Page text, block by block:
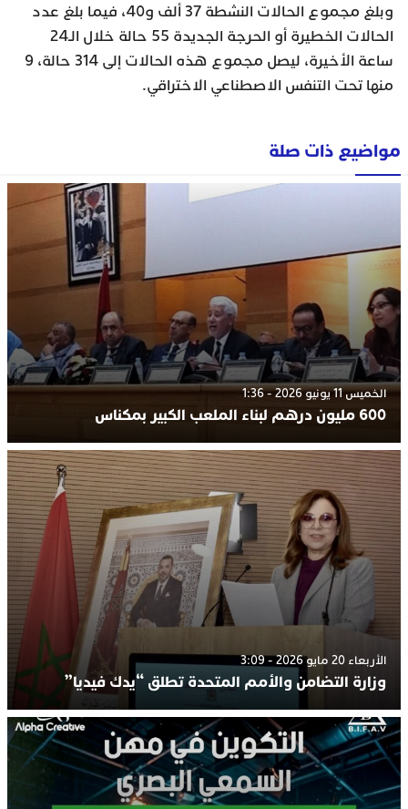
وبلغ مجموع الحالات النشطة 37 ألف و40، فيما بلغ عدد
الحالات الخطيرة أو الحرجة الجديدة 55 حالة خلال الـ24
ساعة الأخيرة، ليصل مجموع هذه الحالات إلى 314 حالة، 9
منها تحت التنفس الاصطناعي الاختراقي.
مواضيع ذات صلة
الخميس 11 يونيو 2026 - 1:36
600 مليون درهم لبناء الملعب الكبير بمكناس
الأربعاء 20 مايو 2026 - 3:09
وزارة التضامن والأمم المتحدة تطلق “يدك فيديا”